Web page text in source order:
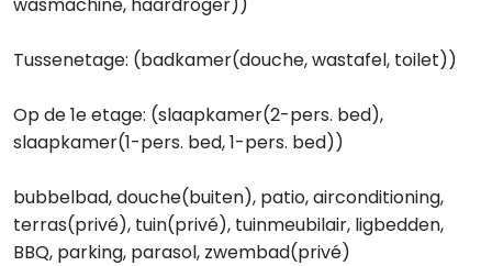
Tussenetage: (badkamer(douche, wastafel, toilet))
Op de 1e etage: (slaapkamer(2-pers. bed),
slaapkamer(1-pers. bed, 1-pers. bed))
bubbelbad, douche(buiten), patio, airconditioning,
terras(privé), tuin(privé), tuinmeubilair, ligbedden,
BBQ, parking, parasol, zwembad(privé)